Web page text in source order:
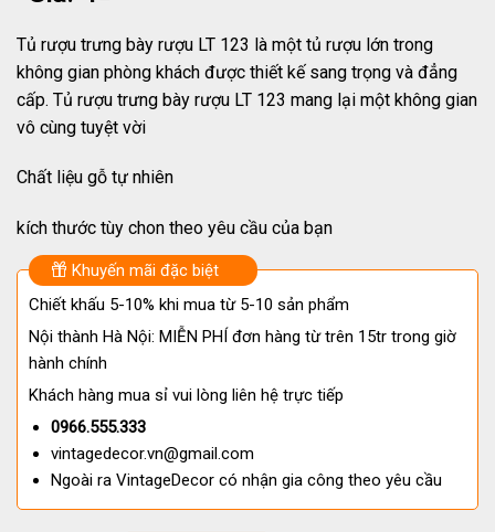
Tủ rượu trưng bày rượu LT 123 là một tủ rượu lớn trong
không gian phòng khách được thiết kế sang trọng và đẳng
cấp. Tủ rượu trưng bày rượu LT 123 mang lại một không gian
vô cùng tuyệt vời
Chất liệu gỗ tự nhiên
kích thước tùy chon theo yêu cầu của bạn
Khuyến mãi đặc biệt
Chiết khấu 5-10% khi mua từ 5-10 sản phẩm
Nội thành Hà Nội: MIỄN PHÍ đơn hàng từ trên 15tr trong giờ
hành chính
Khách hàng mua sỉ vui lòng liên hệ trực tiếp
0966.555.333
vintagedecor.vn@gmail.com
Ngoài ra VintageDecor có nhận gia công theo yêu cầu